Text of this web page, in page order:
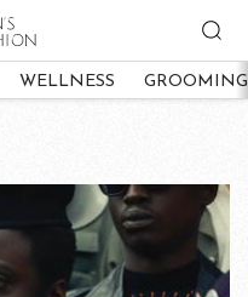
WELLNESS GROOMING